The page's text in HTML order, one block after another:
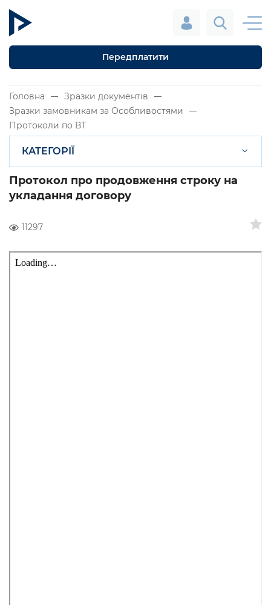
Передплатити
Головна
Зразки документів
Зразки замовникам за Особливостями
Протоколи по ВТ
КАТЕГОРІЇ
Протокол про продовження строку на
укладання договору
11297